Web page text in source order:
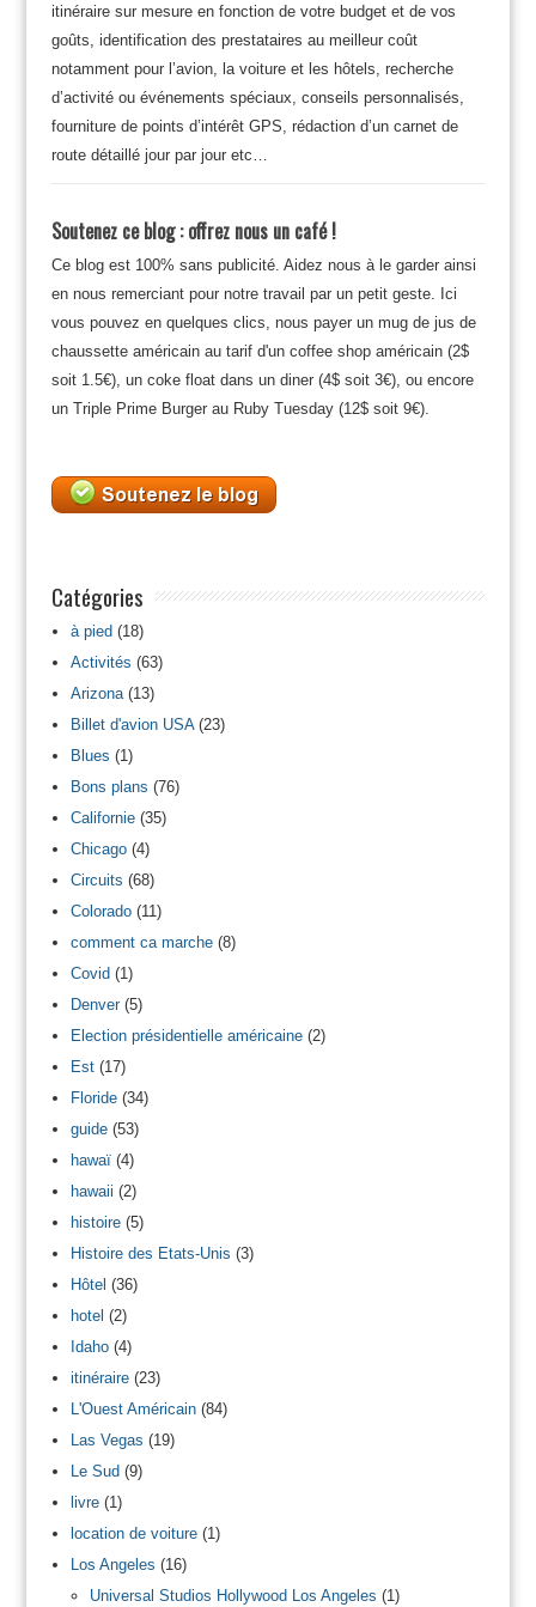
itinéraire sur mesure en fonction de votre budget et de vos
goûts, identification des prestataires au meilleur coût
notamment pour l’avion, la voiture et les hôtels, recherche
d’activité ou événements spéciaux, conseils personnalisés,
fourniture de points d’intérêt GPS, rédaction d’un carnet de
route détaillé jour par jour etc…
Soutenez ce blog : offrez nous un café !
Ce blog est 100% sans publicité. Aidez nous à le garder ainsi
en nous remerciant pour notre travail par un petit geste. Ici
vous pouvez en quelques clics, nous payer un mug de jus de
chaussette américain au tarif d'un coffee shop américain (2$
soit 1.5€), un coke float dans un diner (4$ soit 3€), ou encore
un Triple Prime Burger au Ruby Tuesday (12$ soit 9€).
Catégories
à pied (18)
Activités (63)
Arizona(13)
Billet d'avion USA(23)
Blues (1)
Bons plans (76)
Californie(35)
Chicago(4)
Circuits (68)
Colorado(11)
comment ca marche(8)
Covid (1)
Denver(5)
Election présidentielle américaine(2)
Est(17)
Floride(34)
guide(53)
hawaï(4)
hawaii (2)
histoire(5)
Histoire des Etats-Unis (3)
Hôtel (36)
hotel (2)
Idaho(4)
itinéraire(23)
L'Ouest Américain(84)
Las Vegas (19)
Le Sud (9)
livre(1)
location de voiture(1)
Los Angeles (16)
Universal Studios Hollywood Los Angeles (1)